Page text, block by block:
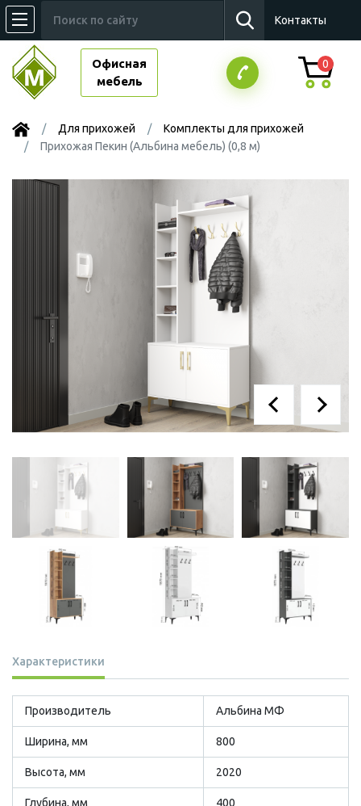
Контакты
Офисная
мебель
0
Для прихожей
Комплекты для прихожей
Прихожая Пекин (Альбина мебель) (0,8 м)
Характеристики
Производитель Альбина МФ
Ширина, мм 800
Высота, мм 2020
Глубина, мм 400